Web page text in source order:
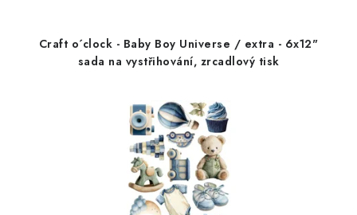
Craft o´clock - Baby Boy Universe / extra - 6x12"
sada na vystřihování, zrcadlový tisk